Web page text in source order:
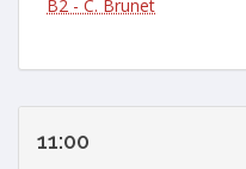
B2 - C. Brunet
11:00